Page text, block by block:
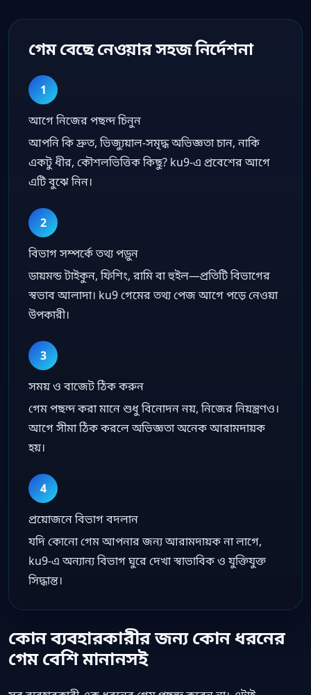
গেম বেছে নেওয়ার সহজ নির্দেশনা
1
আগে নিজের পছন্দ চিনুন
আপনি কি দ্রুত, ভিজ্যুয়াল-সমৃদ্ধ অভিজ্ঞতা চান, নাকি
একটু ধীর, কৌশলভিত্তিক কিছু? ku9-এ প্রবেশের আগে
এটি বুঝে নিন।
2
বিভাগ সম্পর্কে তথ্য পড়ুন
ডায়মন্ড টাইকুন, ফিশিং, রামি বা হুইল—প্রতিটি বিভাগের
স্বভাব আলাদা। ku9 গেমের তথ্য পেজ আগে পড়ে নেওয়া
উপকারী।
3
সময় ও বাজেট ঠিক করুন
গেম পছন্দ করা মানে শুধু বিনোদন নয়, নিজের নিয়ন্ত্রণও।
আগে সীমা ঠিক করলে অভিজ্ঞতা অনেক আরামদায়ক
হয়।
4
প্রয়োজনে বিভাগ বদলান
যদি কোনো গেম আপনার জন্য আরামদায়ক না লাগে,
ku9-এ অন্যান্য বিভাগ ঘুরে দেখা স্বাভাবিক ও যুক্তিযুক্ত
সিদ্ধান্ত।
কোন ব্যবহারকারীর জন্য কোন ধরনের
গেম বেশি মানানসই